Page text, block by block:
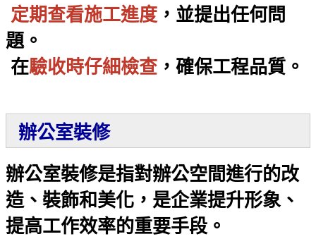
定期查看施工進度，並提出任何問
題。
在驗收時仔細檢查 ，確保工程品質。
辦公室裝修
辦公室裝修是指對辦公空間進行的改
造、裝飾和美化，是企業提升形象、
提高工作效率的重要手段。